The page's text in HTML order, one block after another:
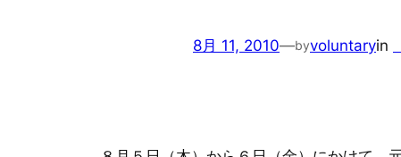
8月 11, 2010—byvoluntaryin